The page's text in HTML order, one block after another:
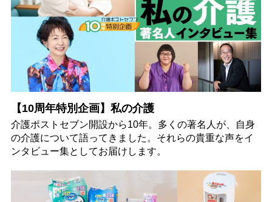
【10周年特別企画】私の介護
介護ポストセブン開設から10年。多くの著名人が、自身
の介護について語ってきました。それらの貴重な声をイ
ンタビュー集としてお届けします。